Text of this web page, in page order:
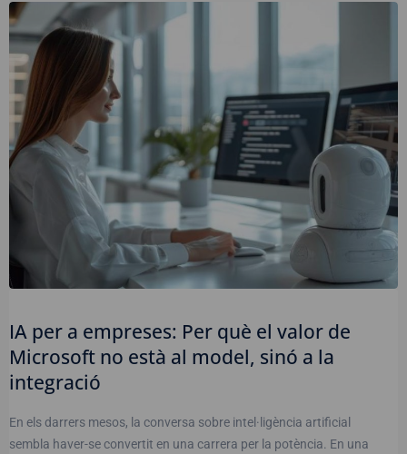
IA per a empreses: Per què el valor de
Microsoft no està al model, sinó a la
integració
En els darrers mesos, la conversa sobre intel·ligència artificial
sembla haver-se convertit en una carrera per la potència. En una